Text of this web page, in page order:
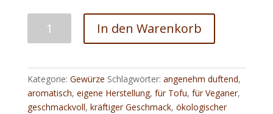
Gemüsebrühe
Menge
In den Warenkorb
Kategorie: Gewürze Schlagwörter: angenehm duftend,
aromatisch, eigene Herstellung, für Tofu, für Veganer,
geschmackvoll, kräftiger Geschmack, ökologischer